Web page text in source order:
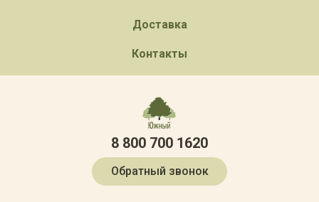
Доставка
Контакты
8 800 700 1620
Обратный звонок